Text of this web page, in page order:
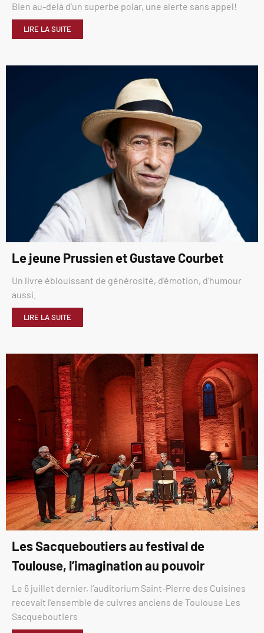
Bien au-delà d’un superbe polar, une alerte sans appel!
LIRE LA SUITE
Le jeune Prussien et Gustave Courbet
Un livre éblouissant de générosité, d’émotion, d’humour
aussi.
LIRE LA SUITE
Les Sacqueboutiers au festival de
Toulouse, l’imagination au pouvoir
Le 6 juillet dernier, l’auditorium Saint-Pierre des Cuisines
recevait l’ensemble de cuivres anciens de Toulouse Les
Sacqueboutiers